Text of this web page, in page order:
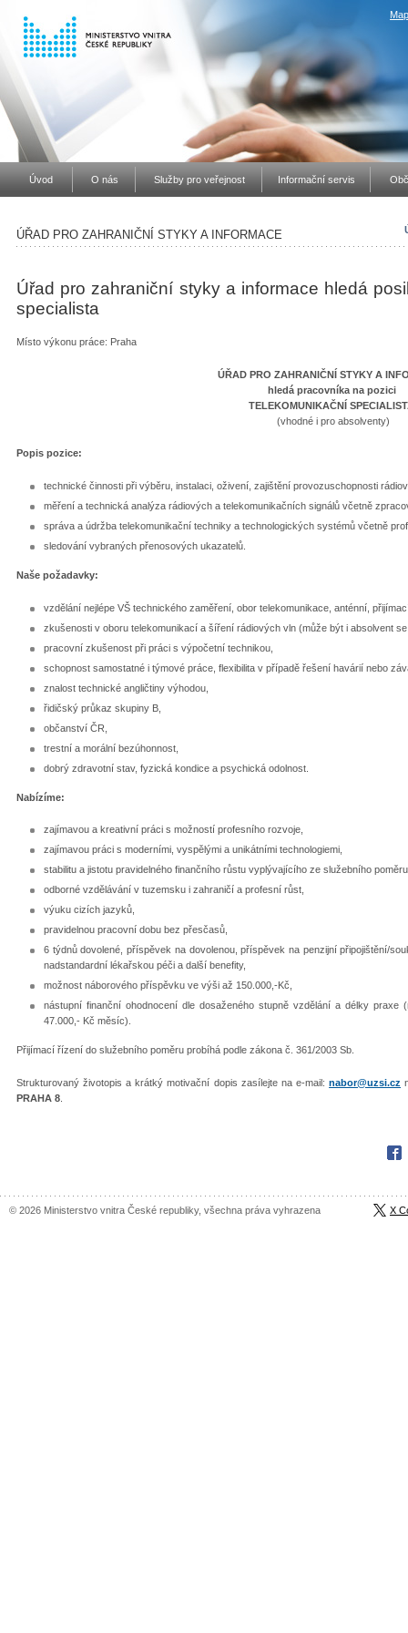
Úvod O nás Služby pro veřejnost Informační servis
ÚŘAD PRO ZAHRANIČNÍ STYKY A INFORMACE
Úřad pro zahraniční styky a informace hledá
specialista
Místo výkonu práce: Praha
ÚŘAD PRO ZAHRANIČNÍ STYKY A
hledá pracovníka na pozici
TELEKOMUNIKAČNÍ
(vhodné i pro absolventy)
Popis pozice:
technické činnosti při výběru, instalaci, oživení, zajištění provozuschopnosti
měření a technická analýza rádiových a telekomunikačních signálů včetně
správa a údržba telekomunikační techniky a technologických systémů včetně
sledování vybraných přenosových ukazatelů.
Naše požadavky:
vzdělání nejlépe VŠ technického zaměření, obor telekomunikace, anténní,
zkušenosti v oboru telekomunikací a šíření rádiových vln (může být i absolvent
pracovní zkušenost při práci s výpočetní technikou,
schopnost samostatné i týmové práce, flexibilita v případě řešení havárií nebo
znalost technické angličtiny výhodou,
řidičský průkaz skupiny B,
občanství ČR,
trestní a morální bezúhonnost,
dobrý zdravotní stav, fyzická kondice a psychická odolnost.
Nabízíme:
zajímavou a kreativní práci s možností profesního rozvoje,
zajímavou práci s moderními, vyspělými a unikátními technologiemi,
stabilitu a jistotu pravidelného finančního růstu vyplývajícího ze služebního
odborné vzdělávání v tuzemsku i zahraničí a profesní růst,
výuku cizích jazyků,
pravidelnou pracovní dobu bez přesčasů,
6 týdnů dovolené, příspěvek na dovolenou, příspěvek na penzijní připojištění/
nadstandardní lékařskou péči a další benefity,
možnost náborového příspěvku ve výši až 150.000,-Kč,
nástupní finanční ohodnocení dle dosaženého stupně vzdělání a délky praxe
47.000,- Kč měsíc).
Přijímací řízení do služebního poměru probíhá podle zákona č. 361/2003 Sb.
Strukturovaný životopis a krátký motivační dopis zasílejte na e-mail:nabor@uzsi.cz
PRAHA 8
© 2026 Ministerstvo vnitra České republiky, všechna práva vyhrazena X